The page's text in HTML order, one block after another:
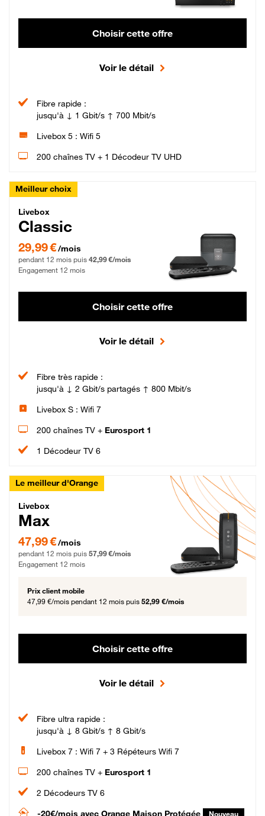
Choisir cette offre
Voir le détail
Fibre rapide :
jusqu'à ↓ 1 Gbit/s ↑ 700 Mbit/s
Livebox 5 : Wifi 5
200 chaînes TV + 1 Décodeur TV UHD
Meilleur choix
Livebox Classic Fibre
Livebox
Classic
29,99 € par mois pendant 12 mois puis 42,99 € par mois, Engagement 12 mois
29,99 €/mois
pendant 12 mois puis 42,99 €/mois
Engagement 12 mois
Choisir cette offre
Voir le détail
Fibre très rapide :
jusqu'à ↓ 2 Gbit/s partagés ↑ 800 Mbit/s
Livebox S : Wifi 7
200 chaînes TV + Eurosport 1
1 Décodeur TV 6
Le meilleur d'Orange
Livebox Max Fibre
Livebox
Max
47,99 € par mois pendant 12 mois puis 57,99 € par mois, Engagement 12 mois
47,99 €/mois
pendant 12 mois puis 57,99 €/mois
Engagement 12 mois
Prix client mobile
47,99 €/mois pendant 12 mois puis 52,99 €/mois
Choisir cette offre
Voir le détail
Fibre ultra rapide :
jusqu'à ↓ 8 Gbit/s ↑ 8 Gbit/s
Livebox 7 : Wifi 7 + 3 Répéteurs Wifi 7
200 chaînes TV + Eurosport 1
2 Décodeurs TV 6
-20€/mois avec Orange Maison Protégée Nouveau